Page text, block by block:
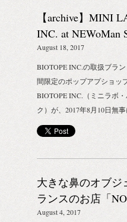
みなさまに喜んでいただけ
や商品を、 それぞれのブラ
にお届けしていくつもりで
ますが、そんな BIOTOPE
日頃より弊社取り扱いブラ
みなさまへの感謝の気持ち
に、弊社ECサイト上でささ
ンを実施します。 くわしく
BIOTOPE INC.STOREのメ
が必要です） それでは、今
うぞ宜しくお願い致します
都新宿区新宿4-1-6 ニュウ
5357-7707 ■商品概要：香水
フレグランスサシェ、キャ
ランダ） AGONIST（アゴ
Produx（アルケミープロダ
ーエス・アンド・ダーガ）
LUMIRA（ルミラ）
OLFATTIVO（ラボラトリオ
【archive】MINI
INC. at NEWoMan
2017.04.08 - 08.10
August 18, 2017
BIOTOPE INC.の取扱ブラ
間限定のポップアプショッ
BIOTOPE INC.（ミニラボ
ク）が、2017年8月10日無
Photos by SHIGENORI
すべてのみなさま、誠にあ
ビオトープインク） 住所
区新宿4-1-6 ニュウマン新
日〜8月10日 取り扱いブラ
ALCHEMIST ・
大きな鼻のオブジ
ランスのお店「
ズショップ）」オ
August 4, 2017